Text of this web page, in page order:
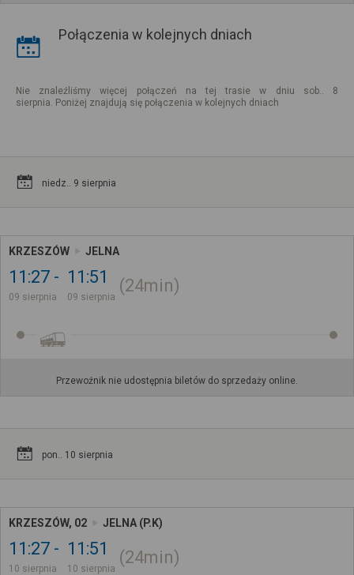
Połączenia w kolejnych dniach
Nie znaleźliśmy więcej połączeń na tej trasie w dniu sob.. 8
sierpnia. Poniżej znajdują się połączenia w kolejnych dniach
niedz.. 9 sierpnia
KRZESZÓW JELNA
11:27
09 sierpnia
11:51
09 sierpnia
24min
Przewoźnik nie udostępnia biletów do sprzedaży online.
pon.. 10 sierpnia
KRZESZÓW, 02 JELNA (P.K)
11:27
10 sierpnia
11:51
10 sierpnia
24min